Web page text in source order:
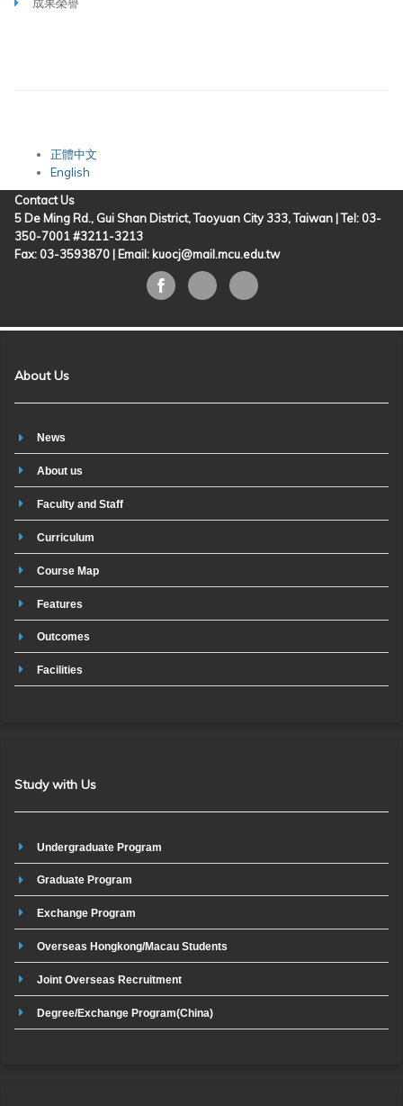
正體中文
English
Contact Us
5 De Ming Rd., Gui Shan District, Taoyuan City 333, Taiwan | Tel: 03-
350-7001 #3211-3213
Fax: 03-3593870 | Email: kuocj@mail.mcu.edu.tw
About Us
News
About us
Faculty and Staff
Curriculum
Course Map
Features
Outcomes
Facilities
Study with Us
Undergraduate Program
Graduate Program
Exchange Program
Overseas Hongkong/Macau Students
Joint Overseas Recruitment
Degree/Exchange Program(China)